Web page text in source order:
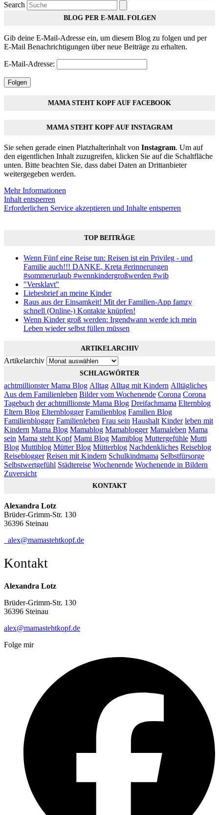
Search
BLOG PER E-MAIL FOLGEN
Gib deine E-Mail-Adresse ein, um diesem Blog zu folgen und per
E-Mail Benachrichtigungen über neue Beiträge zu erhalten.
E-Mail-Adresse:
Folgen
MAMA STEHT KOPF AUF FACEBOOK
MAMA STEHT KOPF AUF INSTAGRAM
Sie sehen gerade einen Platzhalterinhalt von Instagram. Um auf
den eigentlichen Inhalt zuzugreifen, klicken Sie auf die Schaltfläche
unten. Bitte beachten Sie, dass dabei Daten an Drittanbieter
weitergegeben werden.
Mehr Informationen
Inhalt entsperren
Erforderlichen Service akzeptieren und Inhalte entsperren
TOP BEITRÄGE
Wenn Fünf eine Reise tun: Reisen ist ein Privileg - und
Familie auch!!! DANKE, Kreta #erinnerungen
#sommerurlaub #wennkindergroßwerden #wib
"Versklavt"
Liebesbrief an meine Kinder
Raus aus der Einsamkeit! Mit der Familien-App famzy
schnell (Online-) Kontakte knüpfen!
Wenn Kinder groß werden: Irgendwann werde ich mein
Leben wieder selbst füllen müssen
ARTIKELARCHIV
Artikelarchiv
SCHLAGWÖRTER
achtmillionster Mama Blog Alltag Alltag mit Kindern Alltägliches
Aus dem Familienleben Bilder vom Wochenende Corona Corona
Tagebuch der achtmillionste Mama Blog Dreifachmama Elternblog
Eltern Blog Elternblogger Familienblog Familien Blog
Familienblogger Familienleben Frau sein Haushalt Kinder leben mit
Kindern Mama Blog Mamablog Mamablogger Mamaleben Mama
sein Mama steht Kopf Mami Blog Mamiblog Muttergefühle Mutti
Blog Muttiblog Mütter Blog Mütterblog Nachdenkliches Reiseblog
Reiseblogger Reisen mit Kindern Schulkindmama Selbstfürsorge
Selbstwertgefühl Städtereise Wochenende Wochenende in Bildern
Zuversicht
KONTAKT
Alexandra Lotz
Brüder-Grimm-Str. 130
36396 Steinau
alex@mamastehtkopf.de
Kontakt
Alexandra Lotz
Brüder-Grimm-Str. 130
36396 Steinau
alex@mamastehtkopf.de
Folge mir